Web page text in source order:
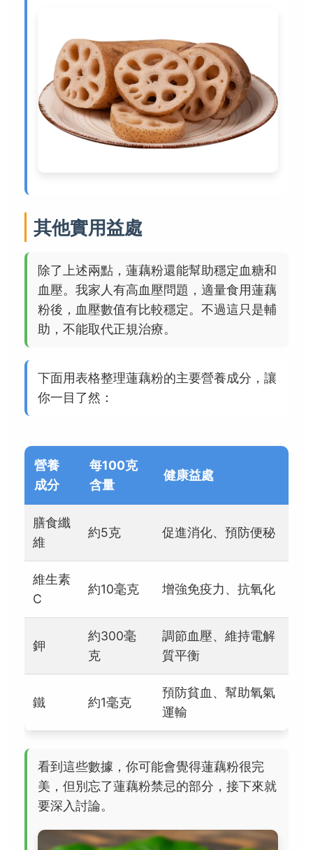
其他實用益處
除了上述兩點，蓮藕粉還能幫助穩定血糖和
血壓。我家人有高血壓問題，適量食用蓮藕
粉後，血壓數值有比較穩定。不過這只是輔
助，不能取代正規治療。
下面用表格整理蓮藕粉的主要營養成分，讓
你一目了然：
營養
成分
每100克
含量
健康益處
膳食纖
維
約5克 促進消化、預防便秘
維生素
C
約10毫克 增強免疫力、抗氧化
鉀
約300毫
克
調節血壓、維持電解
質平衡
鐵 約1毫克
預防貧血、幫助氧氣
運輸
看到這些數據，你可能會覺得蓮藕粉很完
美，但別忘了蓮藕粉禁忌的部分，接下來就
要深入討論。